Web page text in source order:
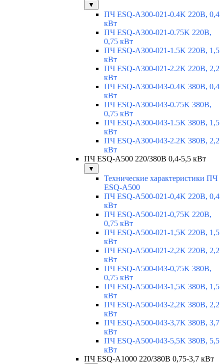
▼
ПЧ ESQ-A300-021-0.4K 220В, 0,4
кВт
ПЧ ESQ-A300-021-0.75K 220В,
0,75 кВт
ПЧ ESQ-A300-021-1.5K 220В, 1,5
кВт
ПЧ ESQ-A300-021-2.2K 220В, 2,2
кВт
ПЧ ESQ-A300-043-0.4K 380В, 0,4
кВт
ПЧ ESQ-A300-043-0.75K 380В,
0,75 кВт
ПЧ ESQ-A300-043-1.5K 380В, 1,5
кВт
ПЧ ESQ-A300-043-2.2K 380В, 2,2
кВт
ПЧ ESQ-A500 220/380В 0,4-5,5 кВт
▼
Технические характеристики ПЧ
ESQ-A500
ПЧ ESQ-A500-021-0,4K 220В, 0,4
кВт
ПЧ ESQ-A500-021-0,75K 220В,
0,75 кВт
ПЧ ESQ-A500-021-1,5K 220В, 1,5
кВт
ПЧ ESQ-A500-021-2,2K 220В, 2,2
кВт
ПЧ ESQ-A500-043-0,75K 380В,
0,75 кВт
ПЧ ESQ-A500-043-1,5K 380В, 1,5
кВт
ПЧ ESQ-A500-043-2,2K 380В, 2,2
кВт
ПЧ ESQ-A500-043-3,7K 380В, 3,7
кВт
ПЧ ESQ-A500-043-5,5K 380В, 5,5
кВт
ПЧ ESQ-A1000 220/380В 0,75-3,7 кВт